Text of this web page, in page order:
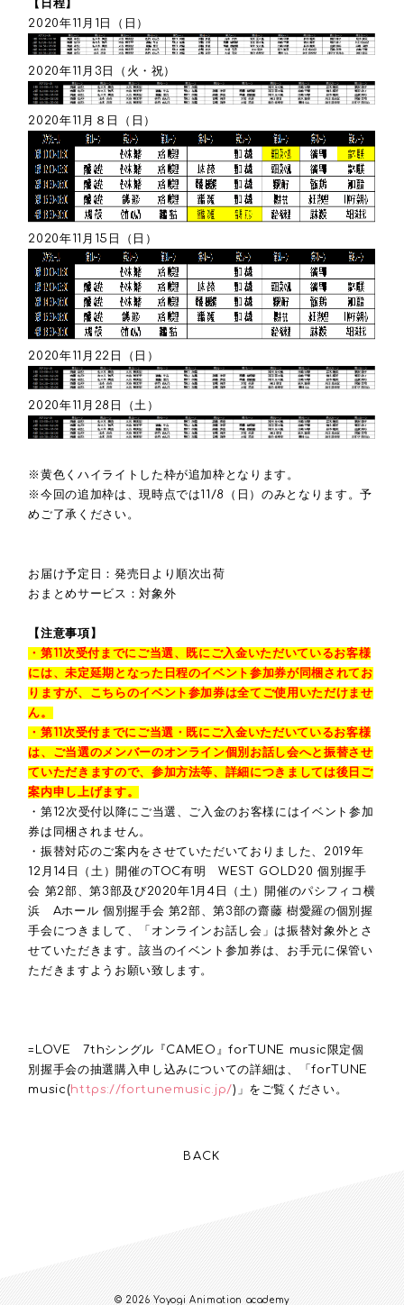
【日程】
2020年11月1日（日）
2020年11月3日（火・祝）
2020年11月８日（日）
2020年11月15日（日）
2020年11月22日（日）
2020年11月28日（土）
※黄色くハイライトした枠が追加枠となります。
※今回の追加枠は、現時点では11/8（日）のみとなります。予
めご了承ください。
お届け予定日：発売日より順次出荷
おまとめサービス：対象外
【注意事項】
・第11次受付までにご当選、既にご入金いただいているお客様
には、未定延期となった日程のイベント参加券が同梱されてお
りますが、こちらのイベント参加券は全てご使用いただけませ
ん。
・第11次受付までにご当選・既にご入金いただいているお客様
は、ご当選のメンバーのオンライン個別お話し会へと振替させ
ていただきますので、参加方法等、詳細につきましては後日ご
案内申し上げます。
・第12次受付以降にご当選、ご入金のお客様にはイベント参加
券は同梱されません。
・振替対応のご案内をさせていただいておりました、2019年
12月14日（土）開催のTOC有明 WEST GOLD20 個別握手
会 第2部、第3部及び2020年1月4日（土）開催のパシフィコ横
浜 Aホール 個別握手会 第2部、第3部の齋藤 樹愛羅の個別握
手会につきまして、「オンラインお話し会」は振替対象外とさ
せていただきます。該当のイベント参加券は、お手元に保管い
ただきますようお願い致します。
=LOVE 7thシングル『CAMEO』forTUNE music限定個
別握手会の抽選購入申し込みについての詳細は、「forTUNE
music(https://fortunemusic.jp/)」をご覧ください。
BACK
© 2026 Yoyogi Animation academy